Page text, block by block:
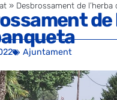
» Desbrossament de l’herba
de
Ajuntament